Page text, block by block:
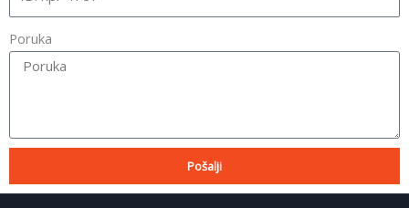
Poruka
Pošalji